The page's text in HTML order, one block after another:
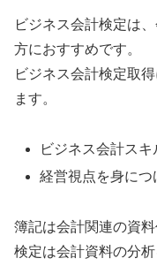
ビジネス会計検定は
方におすすめです。
ビジネス会計検定取
ます。
ビジネス会計ス
経営視点を身につ
簿記は会計関連の資
検定は会計資料の分